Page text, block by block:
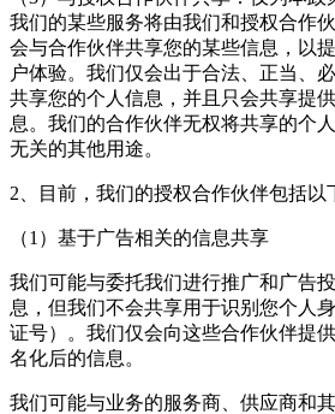
我们的某些服务将由我们和授权合作
会与合作伙伴共享您的某些信息，以
户体验。我们仅会出于合法、正当、
共享您的个人信息，并且只会共享提
息。我们的合作伙伴无权将共享的个
无关的其他用途。
2、目前，我们的授权合作伙伴包括以
（1）基于广告相关的信息共享
我们可能与委托我们进行推广和广告
息，但我们不会共享用于识别您个人
证号）。我们仅会向这些合作伙伴提
名化后的信息。
我们可能与业务的服务商、供应商和